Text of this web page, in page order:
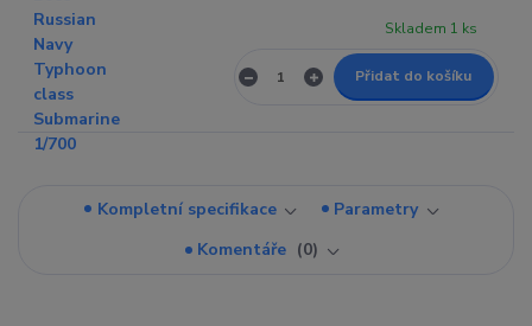
Skladem 1 ks
Přidat do košíku
Kompletní specifikace
Parametry
Komentáře
0